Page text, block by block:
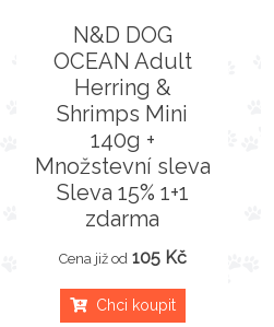
N&D DOG
OCEAN Adult
Herring &
Shrimps Mini
140g +
Množstevní sleva
Sleva 15% 1+1
zdarma
Cena již od 105 Kč
Chci koupit